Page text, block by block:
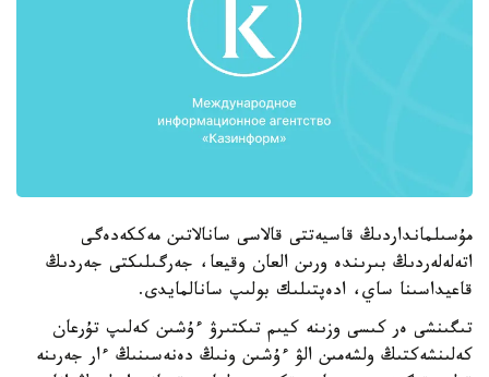
مۇسىلمانداردىڭ قاسيەتتى قالاسى سانالاتىن مەككەدەگى
اتەلەلەردىڭ بىرىندە ورىن العان وقيعا، جەرگىلىكتى جەردىڭ
قاعيداسىنا ساي، ادەپتىلىك بولىپ سانالمايدى.
تىگىنشى ەر كىسى وزىنە كيىم تىكتىرۋ ءۇشىن كەلىپ تۇرعان
كەلىنشەكتىڭ ولشەمىن الۋ ءۇشىن ونىڭ دەنەسىنىڭ ءار جەرىنە